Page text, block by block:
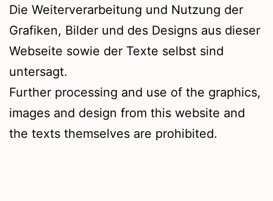
Die Weiterverarbeitung und Nutzung der
Grafiken, Bilder und des Designs aus dieser
Webseite sowie der Texte selbst sind
untersagt.
Further processing and use of the graphics,
images and design from this website and
the texts themselves are prohibited.